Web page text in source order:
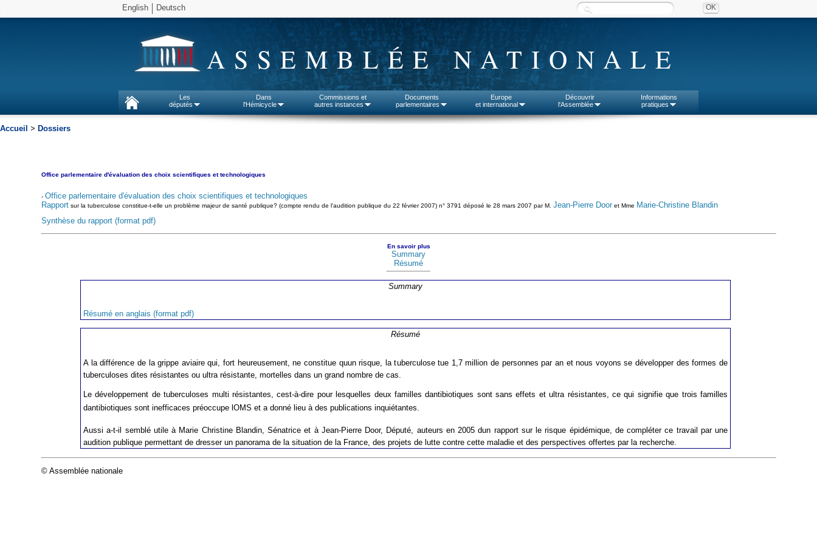
English Deutsch
ASSEMBLÉE NATIONALE
Les
députés
Dans
l'Hémicycle
Commissions et
autres instances
Documents
parlementaires
Europe
et international
Découvrir
l'Assemblée
Informations
pratiques
Accueil > Dossiers
Office parlementaire d'évaluation des choix scientifiques et technologiques
- Office parlementaire d'évaluation des choix scientifiques et technologiques
Rapportsur la tuberculose constitue-t-elle un problème majeur de santé publique? (compte rendu de l'audition publique du 22 février 2007) n° 3791 déposé le 28 mars 2007 par M. Jean-Pierre Dooret Mme Marie-Christine Blandin
Synthèse du rapport (format pdf)
En savoir plus
Summary
Résumé
Summary
Résumé en anglais (format pdf)
Résumé
A la différence de la grippe aviaire qui, fort heureusement, ne constitue quun risque, la tuberculose tue 1,7 million de personnes par an et nous voyons se développer des formes de
tuberculoses dites résistantes ou ultra résistante, mortelles dans un grand nombre de cas.
Le développement de tuberculoses multi résistantes, cest-à-dire pour lesquelles deux familles dantibiotiques sont sans effets et ultra résistantes, ce qui signifie que trois familles
dantibiotiques sont inefficaces préoccupe lOMS et a donné lieu à des publications inquiétantes.
Aussi a-t-il semblé utile à Marie Christine Blandin, Sénatrice et à Jean-Pierre Door, Député, auteurs en 2005 dun rapport sur le risque épidémique, de compléter ce travail par une
audition publique permettant de dresser un panorama de la situation de la France, des projets de lutte contre cette maladie et des perspectives offertes par la recherche.
© Assemblée nationale